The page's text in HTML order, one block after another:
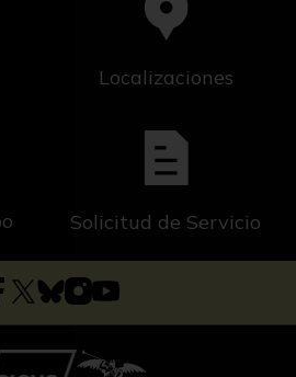
Localizaciones
Solicitud de Servicio